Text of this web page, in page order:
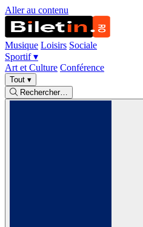
Aller au contenu
Musique Loisirs Sociale
Sportif▾
Art et Culture Conférence
Tout ▾
Rechercher…